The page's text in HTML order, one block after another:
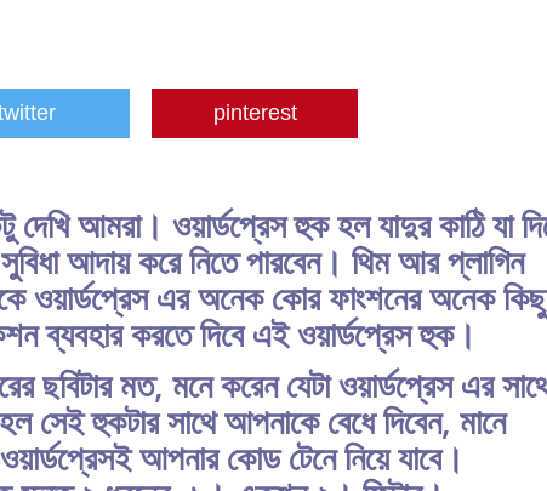
pinterest
আমরা। ওয়ার্ডপ্রেস হুক হল যাদুর কাঠি যা
আদায় করে নিতে পারবেন। থিম আর প্লাগিন
ওয়ার্ডপ্রেস এর অনেক কোর ফাংশনের অনেক কিছু
ব্যবহার করতে দিবে এই ওয়ার্ডপ্রেস হুক।
ছবিটার মত, মনে করেন যেটা ওয়ার্ডপ্রেস এর
হুকটার সাথে আপনাকে বেধে দিবেন, মানে
আপনার কোড টেনে নিয়ে যাবে।